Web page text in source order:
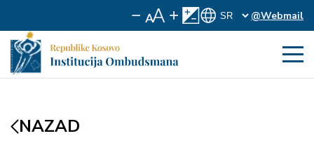
@Webmail
NAZAD